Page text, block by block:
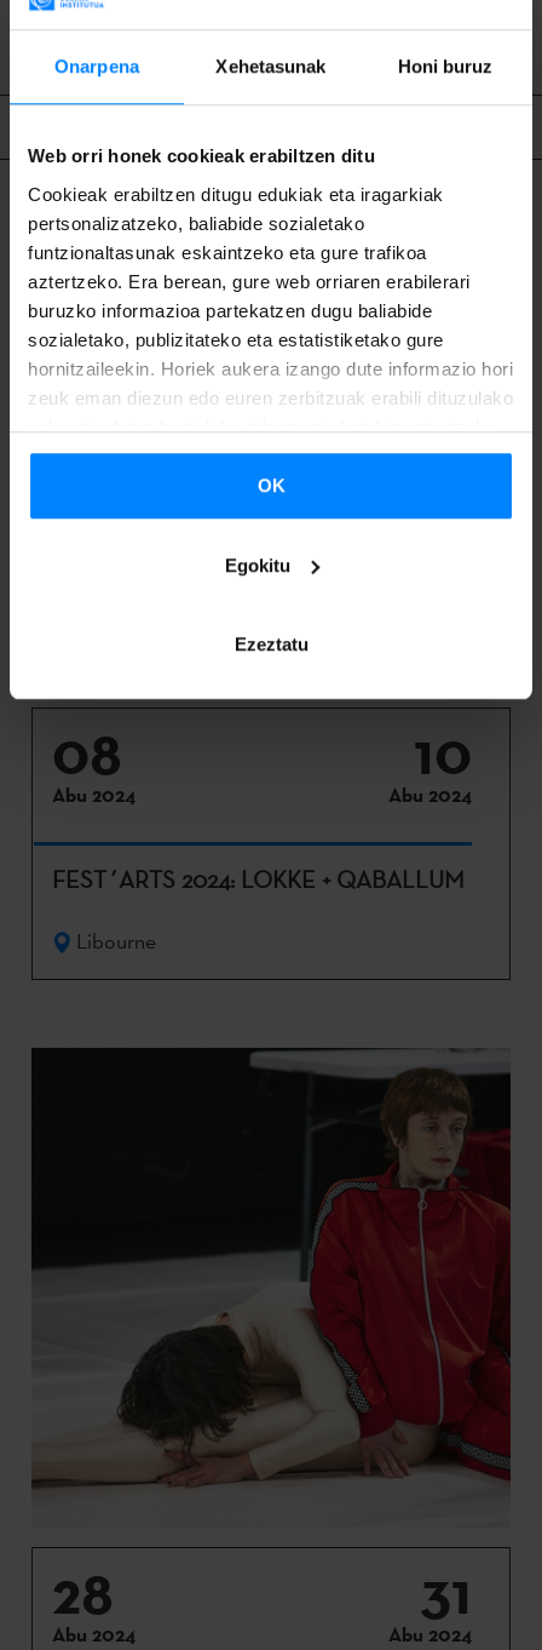
Onarpena Xehetasunak Honi buruz
Web orri honek cookieak erabiltzen ditu
Cookieak erabiltzen ditugu edukiak eta iragarkiak
pertsonalizatzeko, baliabide sozialetako
funtzionaltasunak eskaintzeko eta gure trafikoa
aztertzeko. Era berean, gure web orriaren erabilerari
buruzko informazioa partekatzen dugu baliabide
sozialetako, publizitateko eta estatistiketako gure
hornitzaileekin. Horiek aukera izango dute informazio hori
zeuk eman diezun edo euren zerbitzuak erabili dituzulako
eskuratu duten bestelako informazio batekin uztartzeko.
OK
Egokitu
Ezeztatu
08
Abu 2024
10
Abu 2024
FEST´ARTS 2024: LOKKE + QABALLUM
Libourne
28
Abu 2024
31
Abu 2024